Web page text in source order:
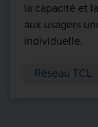
la capacité et
aux usagers
individuelle.
Réseau TCL